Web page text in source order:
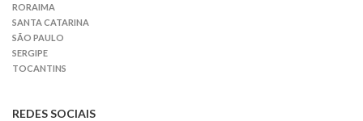
RORAIMA
SANTA CATARINA
SÃO PAULO
SERGIPE
TOCANTINS
REDES SOCIAIS